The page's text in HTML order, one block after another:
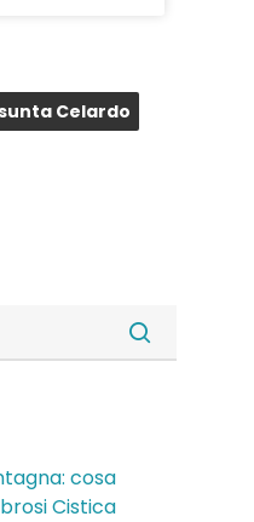
Celardo
cosa
Cistica